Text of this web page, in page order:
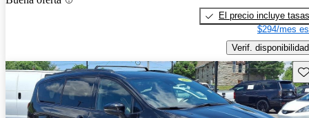
El precio incluye tasas
$294/mes
Verif. disponibilidad